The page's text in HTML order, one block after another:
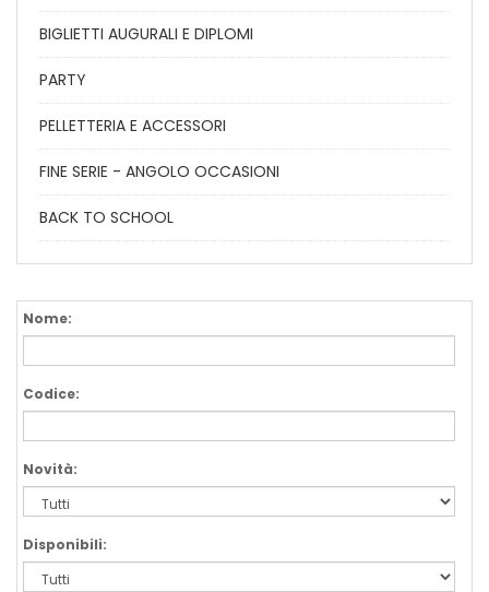
BIGLIETTI AUGURALI E DIPLOMI
PARTY
PELLETTERIA E ACCESSORI
FINE SERIE - ANGOLO OCCASIONI
BACK TO SCHOOL
Nome:
Codice:
Novità:
Disponibili: